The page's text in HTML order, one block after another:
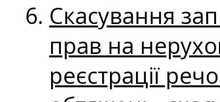
Скасування
прав на
реєстрації